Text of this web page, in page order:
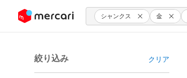
ツにスキップ シャンクス 金
絞り込み クリア